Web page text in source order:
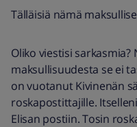
Tälläisiä nämä
Oliko viestisi sarkasmia?
maksullisuudesta se ei
on vuotanut Kivinenän
roskapostittajille.
Elisan postiin. Tosin